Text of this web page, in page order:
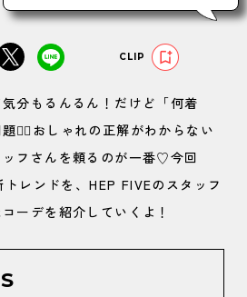
CLIP
分もるんるん！だけど「何着
😮‍💨おしゃれの正解がわからない
フさんを頼るのが一番♡今回
レンドを、HEP FIVEのスタッフ
ーデを紹介していくよ！